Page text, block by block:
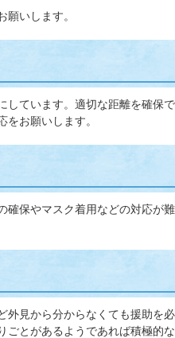
いします。
しています。適切な距離を確保
お願いします。
確保やマスク着用などの対応が
見から分からなくても援助を
とがあるようであれば積極的